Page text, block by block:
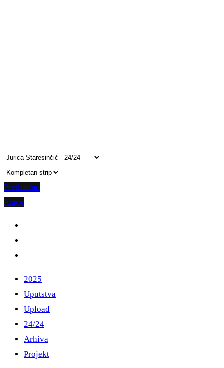
Prethodno
Iduće
2025
Uputstva
Upload
24/24
Arhiva
Projekt